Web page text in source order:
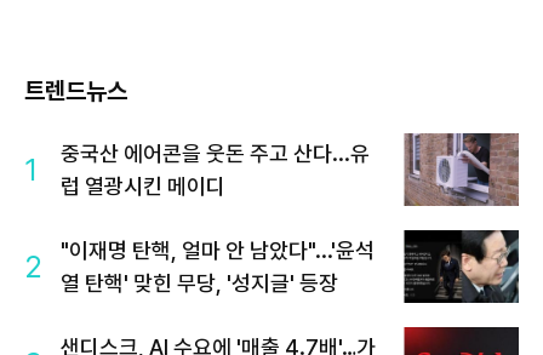
트렌드뉴스
1
중국산 에어콘을 웃돈 주고 산다...유
럽 열광시킨 메이디
2
"이재명 탄핵, 얼마 안 남았다"...'윤석
열 탄핵' 맞힌 무당, '성지글' 등장
샌디스크, AI 수요에 '매출 4.7배'…가